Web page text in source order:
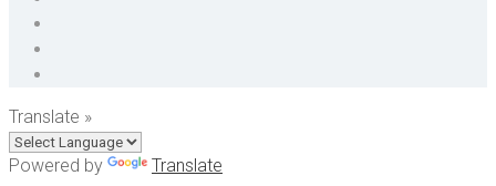
Translate »
Powered by Translate